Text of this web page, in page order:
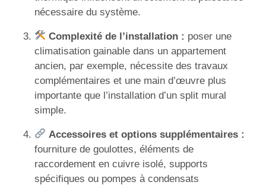
nécessaire du système.
Complexité de l’installation : poser une
climatisation gainable dans un appartement
ancien, par exemple, nécessite des travaux
complémentaires et une main d’œuvre plus
importante que l’installation d’un split mural
simple.
Accessoires et options supplémentaires :
fourniture de goulottes, éléments de
raccordement en cuivre isolé, supports
spécifiques ou pompes à condensats